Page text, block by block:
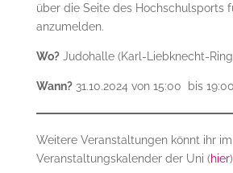
über die Seite des Hochschulsports
anzumelden.
Wo?Judohalle (Karl-Liebknecht-Ring
Wann?31.10.2024 von 15:00 bis
Weitere Veranstaltungen könnt ihr im
Veranstaltungskalender der Uni (hier